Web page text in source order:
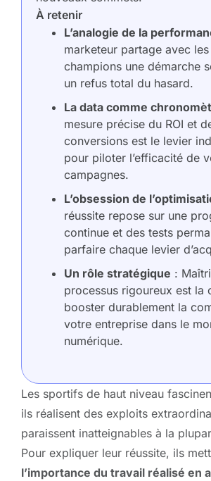
À retenir
L’analogie de la
marketeur partage avec
champions une démarche
un refus total du hasard.
La data comme
mesure précise du ROI et
conversions est le levier
pour piloter l’efficacité de
campagnes.
L’obsession de
réussite repose sur une
continue et des tests
parfaire chaque levier
Un rôle stratégique :
processus rigoureux est la
booster durablement la
votre entreprise dans le
numérique.
Les sportifs de haut niveau
ils réalisent des exploits
paraissent inatteignables à la
Pour expliquer leur réussite, ils
l’importance du travail réalisé en